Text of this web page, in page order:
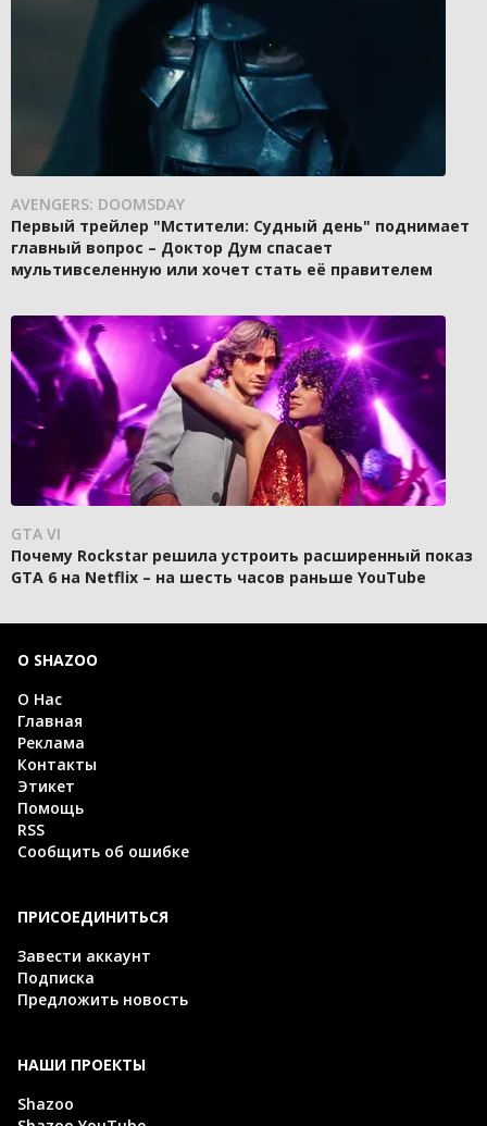
AVENGERS: DOOMSDAY
Первый трейлер "Мстители: Судный день" поднимает
главный вопрос – Доктор Дум спасает
мультивселенную или хочет стать её правителем
GTA VI
Почему Rockstar решила устроить расширенный показ
GTA 6 на Netflix – на шесть часов раньше YouTube
О SHAZOO
О Нас
Главная
Реклама
Контакты
Этикет
Помощь
RSS
Сообщить об ошибке
ПРИСОЕДИНИТЬСЯ
Завести аккаунт
Подписка
Предложить новость
НАШИ ПРОЕКТЫ
Shazoo